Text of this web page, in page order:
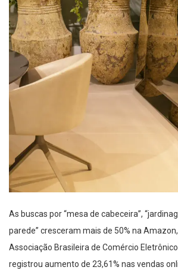
As buscas por “mesa de cabeceira”,
parede” cresceram mais de 50% na
Associação Brasileira de Comércio
registrou aumento de 23,61% nas vendas